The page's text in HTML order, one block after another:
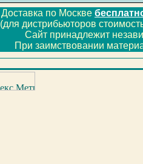
Доставка по Москве
(для дистрибьюторов
Сайт принадлежит
При заимствовании